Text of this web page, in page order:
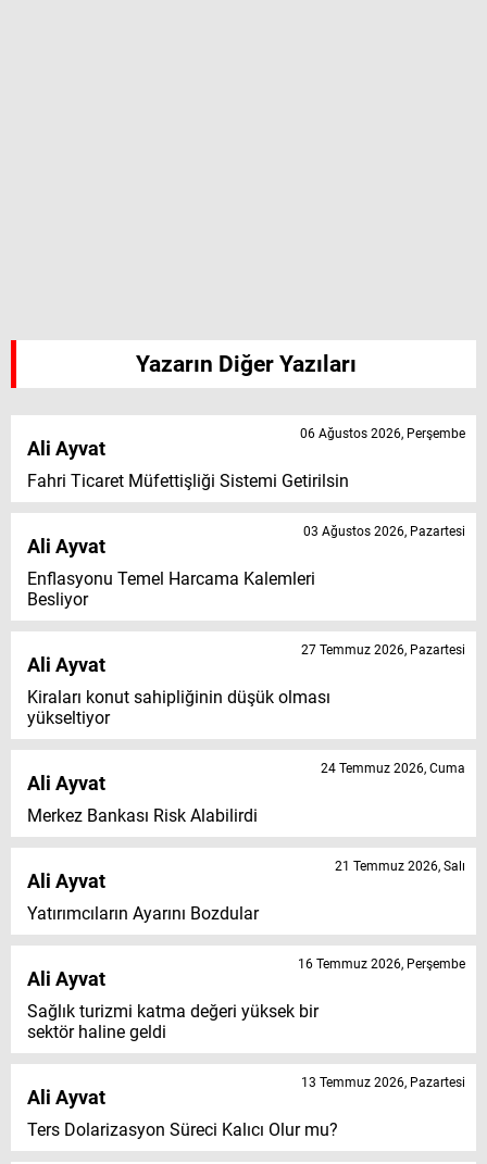
Yazarın Diğer Yazıları
Ali Ayvat
Fahri Ticaret Müfettişliği Sistemi Getirilsin
06 Ağustos 2026, Perşembe
Ali Ayvat
Enflasyonu Temel Harcama Kalemleri
Besliyor
03 Ağustos 2026, Pazartesi
Ali Ayvat
Kiraları konut sahipliğinin düşük olması
yükseltiyor
27 Temmuz 2026, Pazartesi
Ali Ayvat
Merkez Bankası Risk Alabilirdi
24 Temmuz 2026, Cuma
Ali Ayvat
Yatırımcıların Ayarını Bozdular
21 Temmuz 2026, Salı
Ali Ayvat
Sağlık turizmi katma değeri yüksek bir
sektör haline geldi
16 Temmuz 2026, Perşembe
Ali Ayvat
Ters Dolarizasyon Süreci Kalıcı Olur mu?
13 Temmuz 2026, Pazartesi